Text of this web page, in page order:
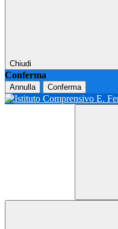
Chiudi
Conferma
Annulla Conferma